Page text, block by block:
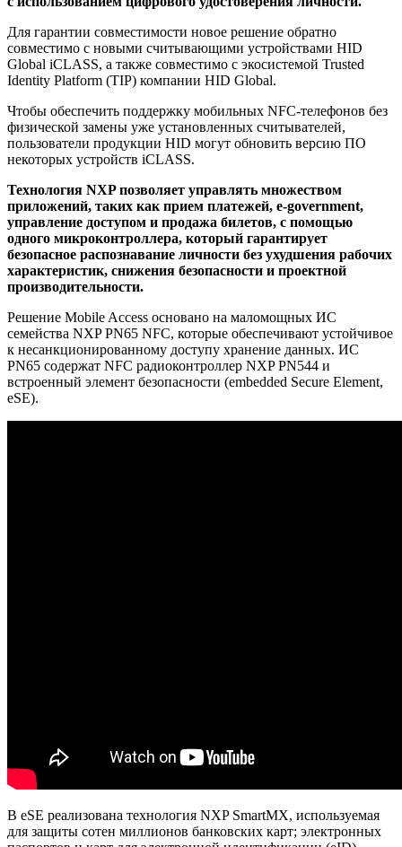
Для гарантии совместимости новое решение обратно
совместимо с новыми считывающими устройствами HID
Global iCLASS, а также совместимо с экосистемой Trusted
Identity Platform (TIP) компании HID Global.
Чтобы обеспечить поддержку мобильных NFC-телефонов без
физической замены уже установленных считывателей,
пользователи продукции HID могут обновить версию ПО
некоторых устройств iCLASS.
Технология NXP позволяет управлять множеством
приложений, таких как прием платежей, e-government,
управление доступом и продажа билетов, с помощью
одного микроконтроллера, который гарантирует
безопасное распознавание личности без ухудшения рабочих
характеристик, снижения безопасности и проектной
производительности.
Решение Mobile Access основано на маломощных ИС
семейства NXP PN65 NFC, которые обеспечивают устойчивое
к несанкционированному доступу хранение данных. ИС
PN65 содержат NFC радиоконтроллер NXP PN544 и
встроенный элемент безопасности (embedded Secure Element,
eSE).
В eSE реализована технология NXP SmartMX, используемая
для защиты сотен миллионов банковских карт; электронных